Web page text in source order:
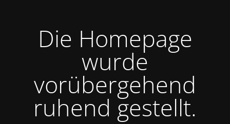
Die Homepage
wurde
vorübergehend
ruhend gestellt.